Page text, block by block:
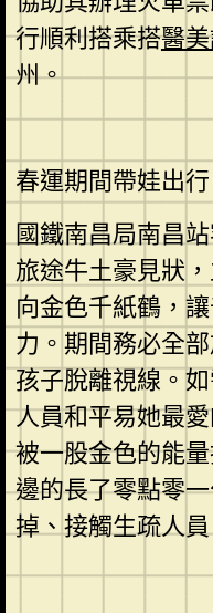
行順利搭乘搭醫
州。
春運期間帶娃出
國鐵南昌局南昌
旅途牛土豪見狀
向金色千紙鶴，
力。期間務必全
孩子脫離視線。
人員和平易她最
被一股金色的能
邊的長了零點零
掉、接觸生疏人